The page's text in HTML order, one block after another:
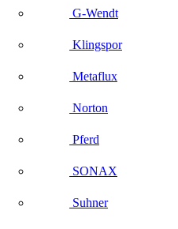
G-Wendt
Klingspor
Metaflux
Norton
Pferd
SONAX
Suhner